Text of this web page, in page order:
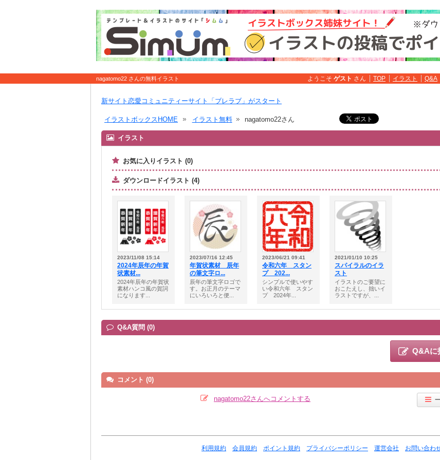
nagatomo22 さんの無料イラスト ようこそ ゲスト さん TOP イラスト Q&A
新サイト恋愛コミュニティーサイト「ブレラブ」がスタート
イラストボックスHOME イラスト無料 nagatomo22さん
イラスト
お気に入りイラスト (0)
ダウンロードイラスト (4)
2023/11/08 15:14
2024年辰年の年賀
状素材...
2024年辰年の年賀状
素材ハンコ風の賀詞
になります...
2023/07/16 12:45
年賀状素材 辰年
の筆文字ロ...
辰年の筆文字ロゴで
す。お正月のテーマ
にいろいろと便...
2023/06/21 09:41
令和六年 スタン
プ 202...
シンプルで使いやす
い令和六年 スタン
プ 2024年...
2021/01/10 10:25
スパイラルのイラ
スト
イラストのご要望に
おこたえし、拙いイ
ラストですが、...
Q&A質問 (0)
Q&Aに
コメント (0)
nagatomo22さんへコメントする
利用規約 会員規約 ポイント規約 プライバシーポリシー 運営会社 お問い合わ